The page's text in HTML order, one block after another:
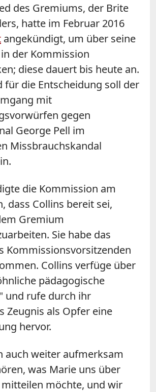
des Gremiums, der Brite
hatte im Februar 2016
angekündigt, um über seine
der Kommission
diese dauert bis heute an.
für die Entscheidung soll der
mit
gegen
George Pell im
Missbrauchskandal
die Kommission am
dass Collins bereit sei,
Gremium
Sie habe das
Kommissionsvorsitzenden
Collins verfüge über
pädagogische
und rufe durch ihr
Zeugnis als Opfer eine
hervor.
auch weiter aufmerksam
was Marie uns über
möchte, und wir